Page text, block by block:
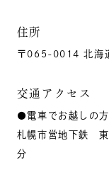
住所
〒065-0014 北海
交通アクセス
●電車でお越しの方
札幌市営地下鉄
分